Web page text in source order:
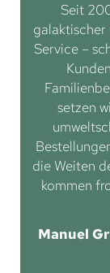
Seit
Service –
setzen
die Weiten
kommen
Manuel